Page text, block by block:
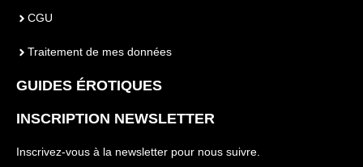
CGU
Traitement de mes données
GUIDES ÉROTIQUES
INSCRIPTION NEWSLETTER
Inscrivez-vous à la newsletter pour nous suivre.